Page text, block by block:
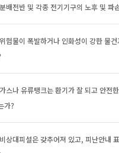
배전반 및 각종 전기기구의 노후 및 파
험물이 폭발하거나 인화성이 강한 물
스나 유류탱크는 환기가 잘 되고 안전
가?
상대피설은 갖추어져 있고, 피난안내